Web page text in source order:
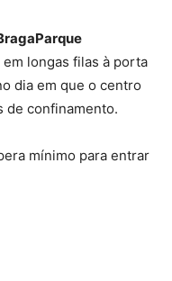
longas filas à porta
dia em que o centro
de confinamento.
mínimo para entrar